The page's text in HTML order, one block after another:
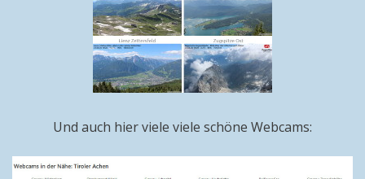
Und auch hier viele viele schöne Webcams: